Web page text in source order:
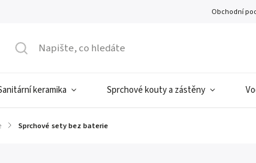
Obchodní
keramika Sprchové kouty a zástěny
/ Sprchové sety bez baterie